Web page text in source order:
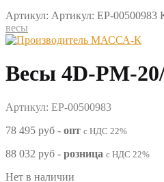
Артикул: Артикул: EP-00500983
весы
Весы 4D-PM-
Артикул: EP-00500983
78 495 руб - опт с НДС 22%
88 032 руб - розница с НДС 22%
Нет в наличии